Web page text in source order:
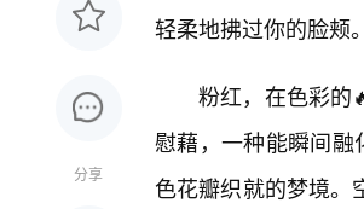
分享
轻柔地拂过你的脸颊
粉红，在色彩的
慰藉，一种能瞬间融
色花瓣织就的梦境。